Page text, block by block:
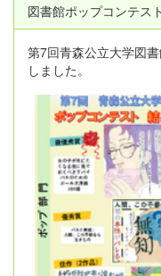
図書館ポップコンテスト
第7回青森公立大学図
しました。